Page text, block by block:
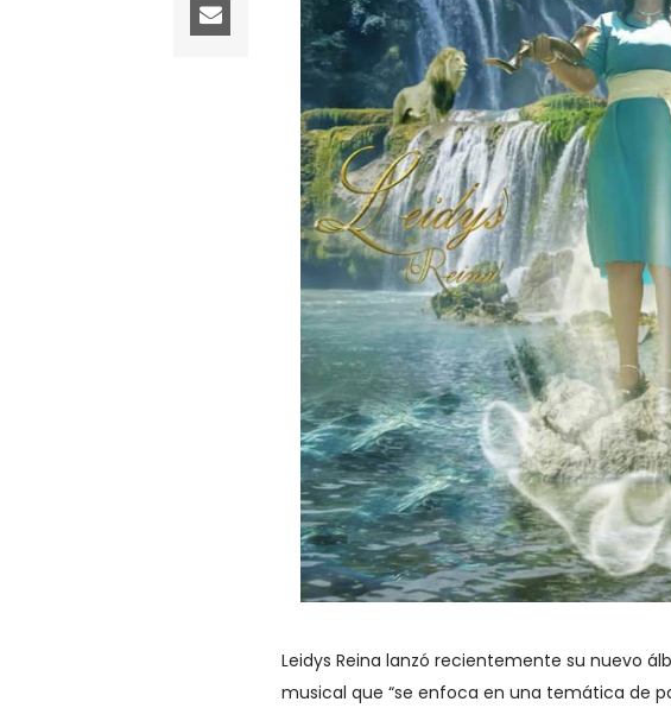
Leidys Reina lanzó recientemente su nuevo
musical que “se enfoca en una temática de